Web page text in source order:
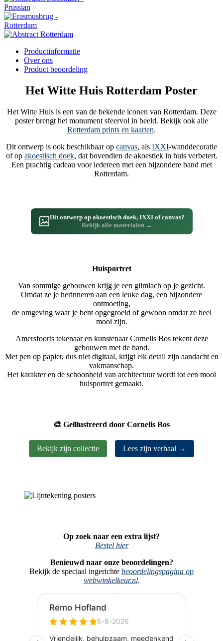
Productinformatie
Over ons
Product beoordeling
Het Witte Huis Rotterdam Poster
Het Witte Huis is een van de bekende iconen van Rotterdam. Deze
poster brengt het monument sfeervol in beeld. Bekijk ook alle
Rotterdam prints en kaarten.
Dit ontwerp is ook beschikbaar op canvas, als IXXI-wanddecoratie
of op akoestisch doek, dat bovendien de akoestiek in huis verbetert.
Een prachtig cadeau voor iedereen met een bijzondere band met
Rotterdam.
Dit ontwerp op akoestisch doek, IXXI of canvas?
Bekijk alle materialen →
Huisportret
Van sommige gebouwen krijg je een glimlach op je gezicht.
Omdat ze je herinneren aan een leuke dag, een bijzondere
ontmoeting,
de omgeving waar je bent opgegroeid of gewoon omdat ze heel
mooi zijn.
Amersfoorts tekenaar en kunstenaar Cornelis Bos tekent deze
gebouwen met de hand.
Met pen op papier, dus niet digitaal, krijgt elk detail zijn aandacht en
vakmanschap.
Het karakter en de schoonheid van architectuur wordt tot een mooi
huisportret gemaakt.
🎨 Geïllustreerd door Cornelis Bos
Bekijk zijn collectie Lees zijn verhaal →
Op zoek naar een extra lijst?
Bestel hier
Benieuwd naar onze beoordelingen?
Bekijk de speciaal ingerichte beoordelingspagina op
webwinkelkeur.nl.